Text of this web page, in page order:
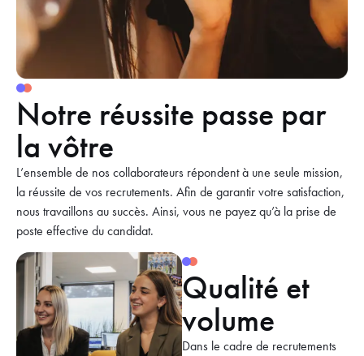
Notre réussite passe par
la vôtre
L’ensemble de nos collaborateurs répondent à une seule mission,
la réussite de vos recrutements. Afin de garantir votre satisfaction,
nous travaillons au succès. Ainsi, vous ne payez qu’à la prise de
poste effective du candidat.
Qualité et
volume
Dans le cadre de recrutements